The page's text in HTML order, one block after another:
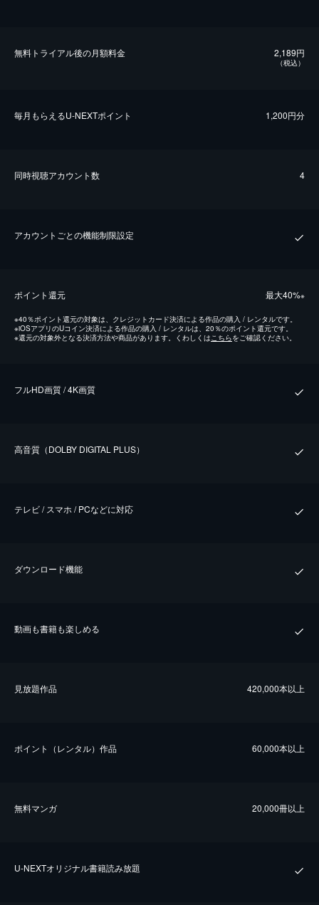
無料トライアル後の⽉額料金 2,189円
（税込）
毎⽉もらえるU-NEXTポイント 1,200円分
同時視聴アカウント数 4
アカウントごとの機能制限設定
ポイント還元 最⼤40%※
※40％ポイント還元の対象は、クレジットカード決済による作品の購入 / レンタルです。
※iOSアプリのUコイン決済による作品の購入 / レンタルは、20％のポイント還元です。
※還元の対象外となる決済方法や商品があります。くわしくはこちらをご確認ください。
フルHD画質 / 4K画質
⾼⾳質（DOLBY DIGITAL PLUS）
テレビ / スマホ / PCなどに対応
ダウンロード機能
動画も書籍も楽しめる
⾒放題作品 420,000本以上
ポイント（レンタル）作品 60,000本以上
無料マンガ 20,000冊以上
U-NEXTオリジナル書籍読み放題